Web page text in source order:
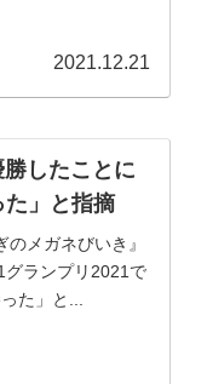
2021.12.21
したことに
」と指摘
メガネびいき』
ランプリ2021で
た」と...